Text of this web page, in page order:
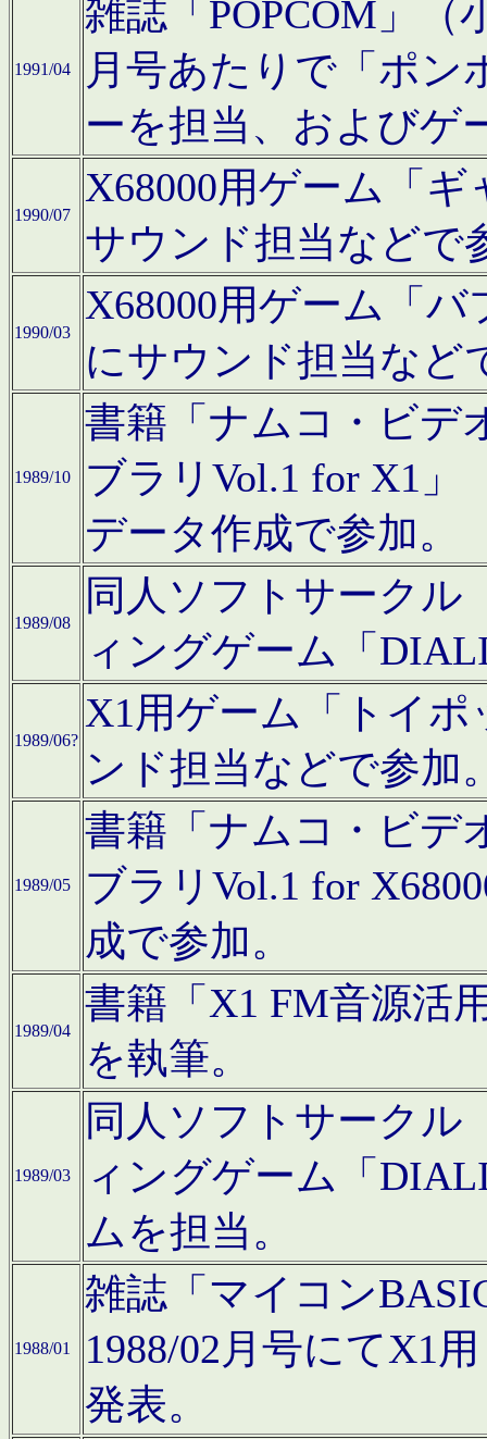
1991/04
雑誌「POPCOM」（
月号あたりで「ポン
ーを担当、およびゲ
1990/07
X68000用ゲーム「
サウンド担当などで
1990/03
X68000用ゲーム「
にサウンド担当など
1989/10
書籍「ナムコ・ビデ
ブラリVol.1 for X1」
データ作成で参加。
1989/08
同人ソフトサークル
ィングゲーム「
1989/06?
X1用ゲーム「トイ
ンド担当などで参加
1989/05
書籍「ナムコ・ビデ
ブラリVol.1 for
成で参加。
1989/04
書籍「X1 FM音源活
を執筆。
1989/03
同人ソフトサークル
ィングゲーム「
ムを担当。
1988/01
雑誌「マイコン
1988/02月号にてX1
発表。